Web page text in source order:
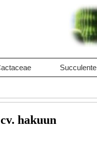
Succulente
hakuun